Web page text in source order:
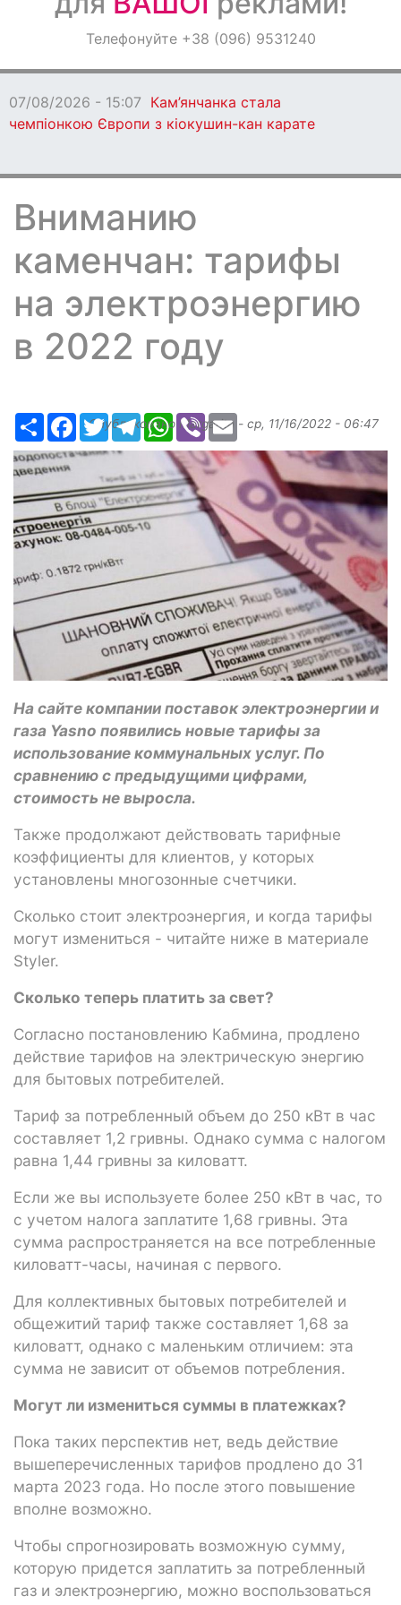
ОголошенняТелефонуйте +38 (096) 9531240
07/08/2026 - 15:07 Кам’янчанка стала
чемпіонкою Європи з кіокушин-кан карате
Вниманию
каменчан: тарифы
на электроэнергию
в 2022 году
РесурсFacebook
TwitterTelegramWhatsApp
ViberEmail
Опубликовано Margarita - ср, 11/16/2022 - 06:47
На сайте компании поставок электроэнергии и
газа Yasno появились новые тарифы за
использование коммунальных услуг. По
сравнению с предыдущими цифрами,
стоимость не выросла.
Также продолжают действовать тарифные
коэффициенты для клиентов, у которых
установлены многозонные счетчики.
Сколько стоит электроэнергия, и когда тарифы
могут измениться - читайте ниже в материале
Styler.
Сколько теперь платить за свет?
Согласно постановлению Кабмина, продлено
действие тарифов на электрическую энергию
для бытовых потребителей.
Тариф за потребленный объем до 250 кВт в час
составляет 1,2 гривны. Однако сумма с налогом
равна 1,44 гривны за киловатт.
Если же вы используете более 250 кВт в час, то
с учетом налога заплатите 1,68 гривны. Эта
сумма распространяется на все потребленные
киловатт-часы, начиная с первого.
Для коллективных бытовых потребителей и
общежитий тариф также составляет 1,68 за
киловатт, однако с маленьким отличием: эта
сумма не зависит от объемов потребления.
Могут ли измениться суммы в платежках?
Пока таких перспектив нет, ведь действие
вышеперечисленных тарифов продлено до 31
марта 2023 года. Но после этого повышение
вполне возможно.
Чтобы спрогнозировать возможную сумму,
которую придется заплатить за потребленный
газ и электроэнергию, можно воспользоваться